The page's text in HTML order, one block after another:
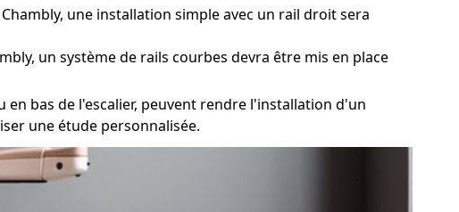
une installation simple avec un rail droit sera
un système de rails courbes devra être mis en place
bas de l'escalier, peuvent rendre l'installation d'un
une étude personnalisée.